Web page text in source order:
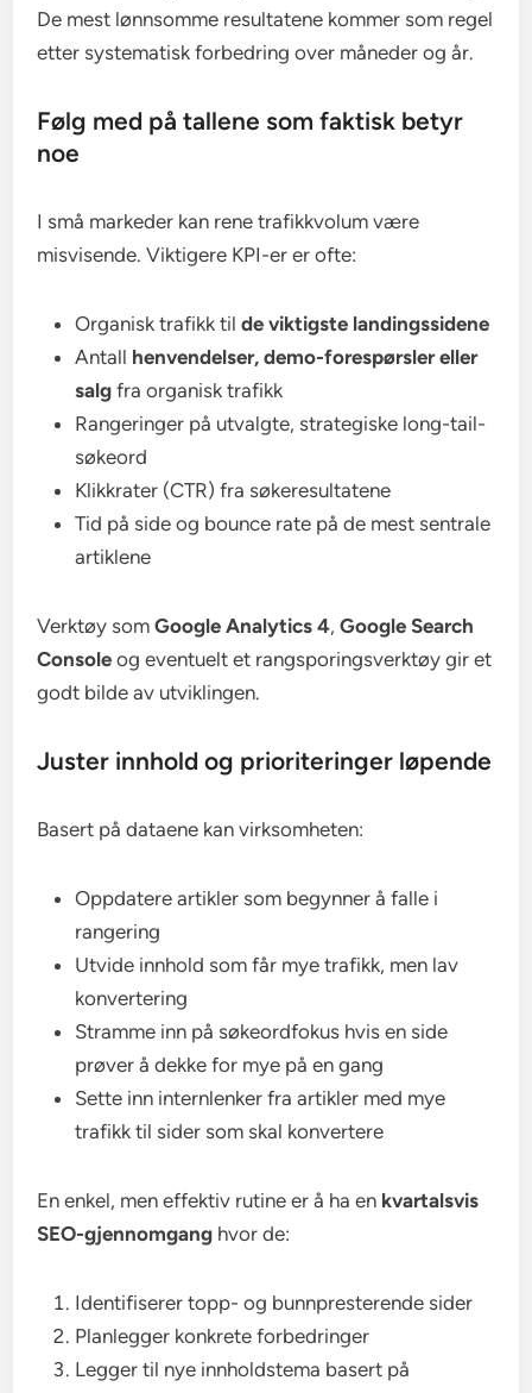
De mest lønnsomme resultatene kommer som regel
etter systematisk forbedring over måneder og år.
Følg med på tallene som faktisk betyr
noe
I små markeder kan rene trafikkvolum være
misvisende. Viktigere KPI-er er ofte:
Organisk trafikk tilde viktigste landingssidene
Antall henvendelser, demo-forespørsler eller
salg fra organisk trafikk
Rangeringer på utvalgte, strategiske long-tail-
søkeord
Klikkrater (CTR) fra søkeresultatene
Tid på side og bounce rate på de mest sentrale
artiklene
Verktøy somGoogle Analytics 4,Google Search
Console og eventuelt et rangsporingsverktøy gir et
godt bilde av utviklingen.
Juster innhold og prioriteringer løpende
Basert på dataene kan virksomheten:
Oppdatere artikler som begynner å falle i
rangering
Utvide innhold som får mye trafikk, men lav
konvertering
Stramme inn på søkeordfokus hvis en side
prøver å dekke for mye på en gang
Sette inn internlenker fra artikler med mye
trafikk til sider som skal konvertere
En enkel, men effektiv rutine er å ha en kvartalsvis
SEO-gjennomgang hvor de:
Identifiserer topp- og bunnpresterende sider
Planlegger konkrete forbedringer
Legger til nye innholdstema basert på